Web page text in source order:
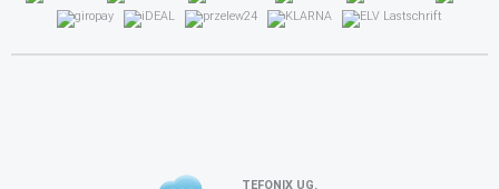
TEFONIX UG.